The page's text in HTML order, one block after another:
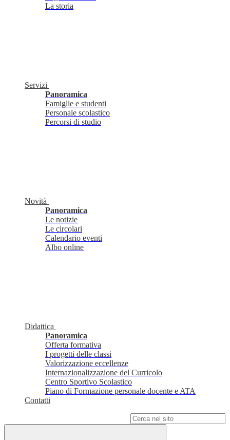
La storia
Servizi
Panoramica
Famiglie e studenti
Personale scolastico
Percorsi di studio
Novità
Panoramica
Le notizie
Le circolari
Calendario eventi
Albo online
Didattica
Panoramica
Offerta formativa
I progetti delle classi
Valorizzazione eccellenze
Internazionalizzazione del Curricolo
Centro Sportivo Scolastico
Piano di Formazione personale docente e ATA
Contatti